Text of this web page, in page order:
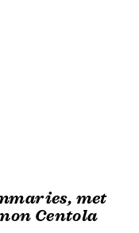
met
Centola